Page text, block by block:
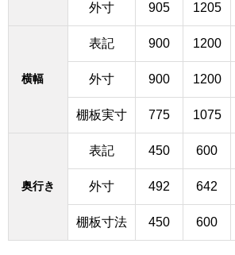
外寸 905 1205
横幅
表記 900 1200
外寸 900 1200
棚板実寸 775 1075
奥行き
表記 450 600
外寸 492 642
棚板寸法 450 600